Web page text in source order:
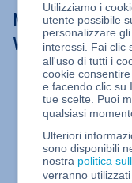
Modificare la
Webmail
Per Mail
Tramite
Webmailnella
fuso orario
in base all'ora
Utilizziamo i
utente possibile
personalizzare
interessi. Fai clic
all'uso di tutti i
cookie
e facendo clic su
tue scelte. Puoi
qualsiasi
Ulteriori
sono disponibili
nostra politica
verranno